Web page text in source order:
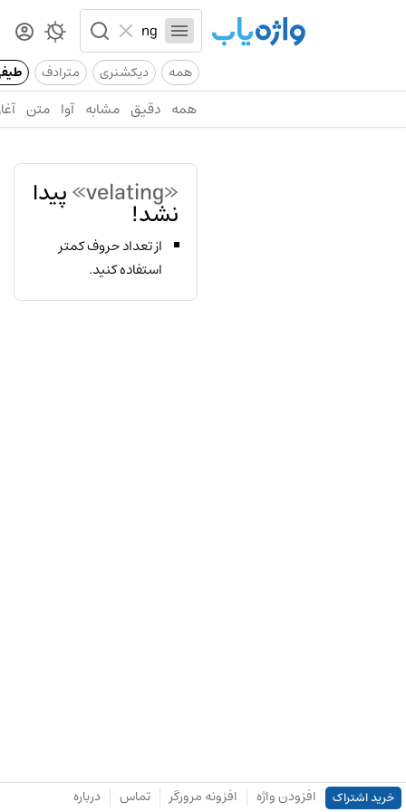
همه دیکشنری مترادف
همه دقیق مشابه آوا متن
«velating» پیدا
نشد!
از تعداد حروف کمتر
استفاده کنید.
خرید اشتراک افزودن واژه افزونه مرورگر تماس درباره